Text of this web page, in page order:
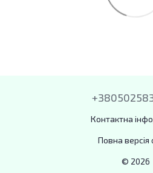
Контактна
Повна версія
© 2026